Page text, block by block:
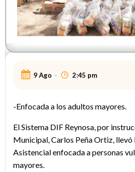
9 Ago - 2:45 pm
-Enfocada a los adultos mayores.
El Sistema DIF Reynosa, por
Municipal, Carlos Peña Ortiz,
Asistencial enfocada a personas
mayores.